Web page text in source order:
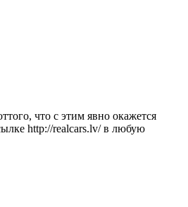
что с этим явно окажется
http://realcars.lv/ в любую